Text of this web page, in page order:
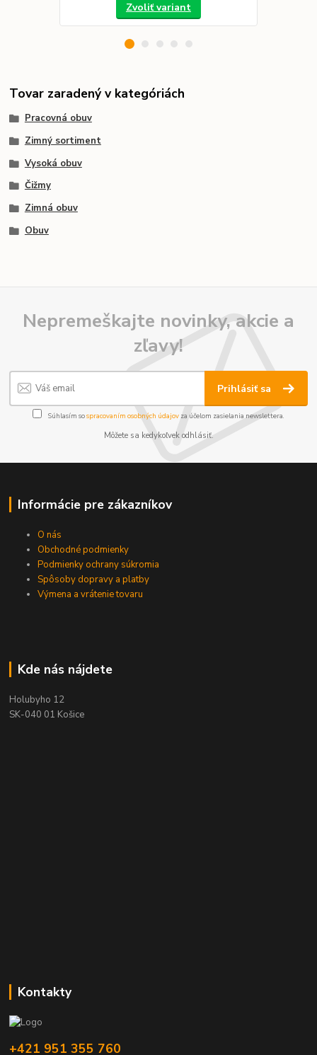
Zvoliť variant
Tovar zaradený v kategóriách
Pracovná obuv
Zimný sortiment
Vysoká obuv
Čižmy
Zimná obuv
Obuv
Nepremeškajte novinky, akcie a
zľavy!
Prihlásiť sa
Súhlasím sospracovaním osobných údajov za účelom zasielania newslettera.
Môžete sa kedykoľvek odhlásiť.
Informácie pre zákazníkov
O nás
Obchodné podmienky
Podmienky ochrany súkromia
Spôsoby dopravy a platby
Výmena a vrátenie tovaru
Kde nás nájdete
Holubyho 12
SK-040 01 Košice
Kontakty
+421 951 355 760